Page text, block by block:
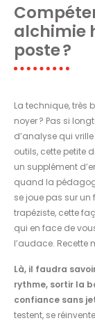
alchimie
poste ?
La technique, très
noyer ? Pas si
d’analyse qui
outils, cette petite
un supplément
quand la
se joue pas sur un
trapéziste, cette
qui en face de
l’audace. Recette
Là, il faudra
rythme, sortir la
confiance sans
testent, se